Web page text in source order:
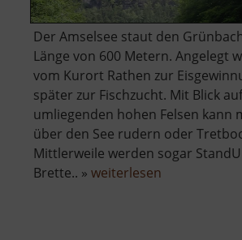
Der Amselsee staut den
Länge von 600 Metern. Angelegt
vom Kurort Rathen zur
später zur Fischzucht. Mit Blick
umliegenden hohen Felsen kann
über den See rudern oder
Mittlerweile werden sogar
Brette.. » weiterlesen